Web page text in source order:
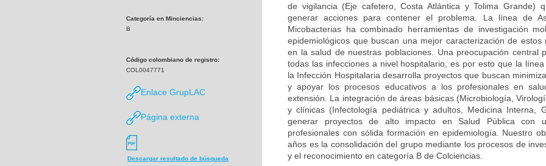
Categoría en Minciencias:
B
Código colombiano de registro:
COL0047771
Enlace GrupLAC
Página externa
Descargar resultado de búsqueda
de vigilancia (Eje cafetero, Costa Atlántica y Tolima Grande)
generar acciones para contener el problema. La línea de
Micobacterias ha combinado herramientas de investigación
epidemiológicos que buscan una mejor caracterización de
en la salud de nuestras poblaciones. Una preocupación central
todas las infecciones a nivel hospitalario, es por esto que la
la Infección Hospitalaria desarrolla proyectos que buscan
y apoyar los procesos educativos a los profesionales en
extensión. La integración de áreas básicas (Microbiología,
y clínicas (Infectología pediátrica y adultos, Medicina Interna,
generar proyectos de alto impacto en Salud Pública con
profesionales con sólida formación en epidemiología. Nuestro
años es la consolidación del grupo mediante los procesos de
y el reconocimiento en categoría B de Colciencias.